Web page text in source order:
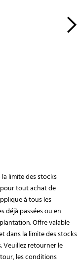
la limite des stocks
pour tout achat de
à tous les
déjà passées ou en
Offre valable
dans la limite des stocks
Veuillez retourner le
les conditions